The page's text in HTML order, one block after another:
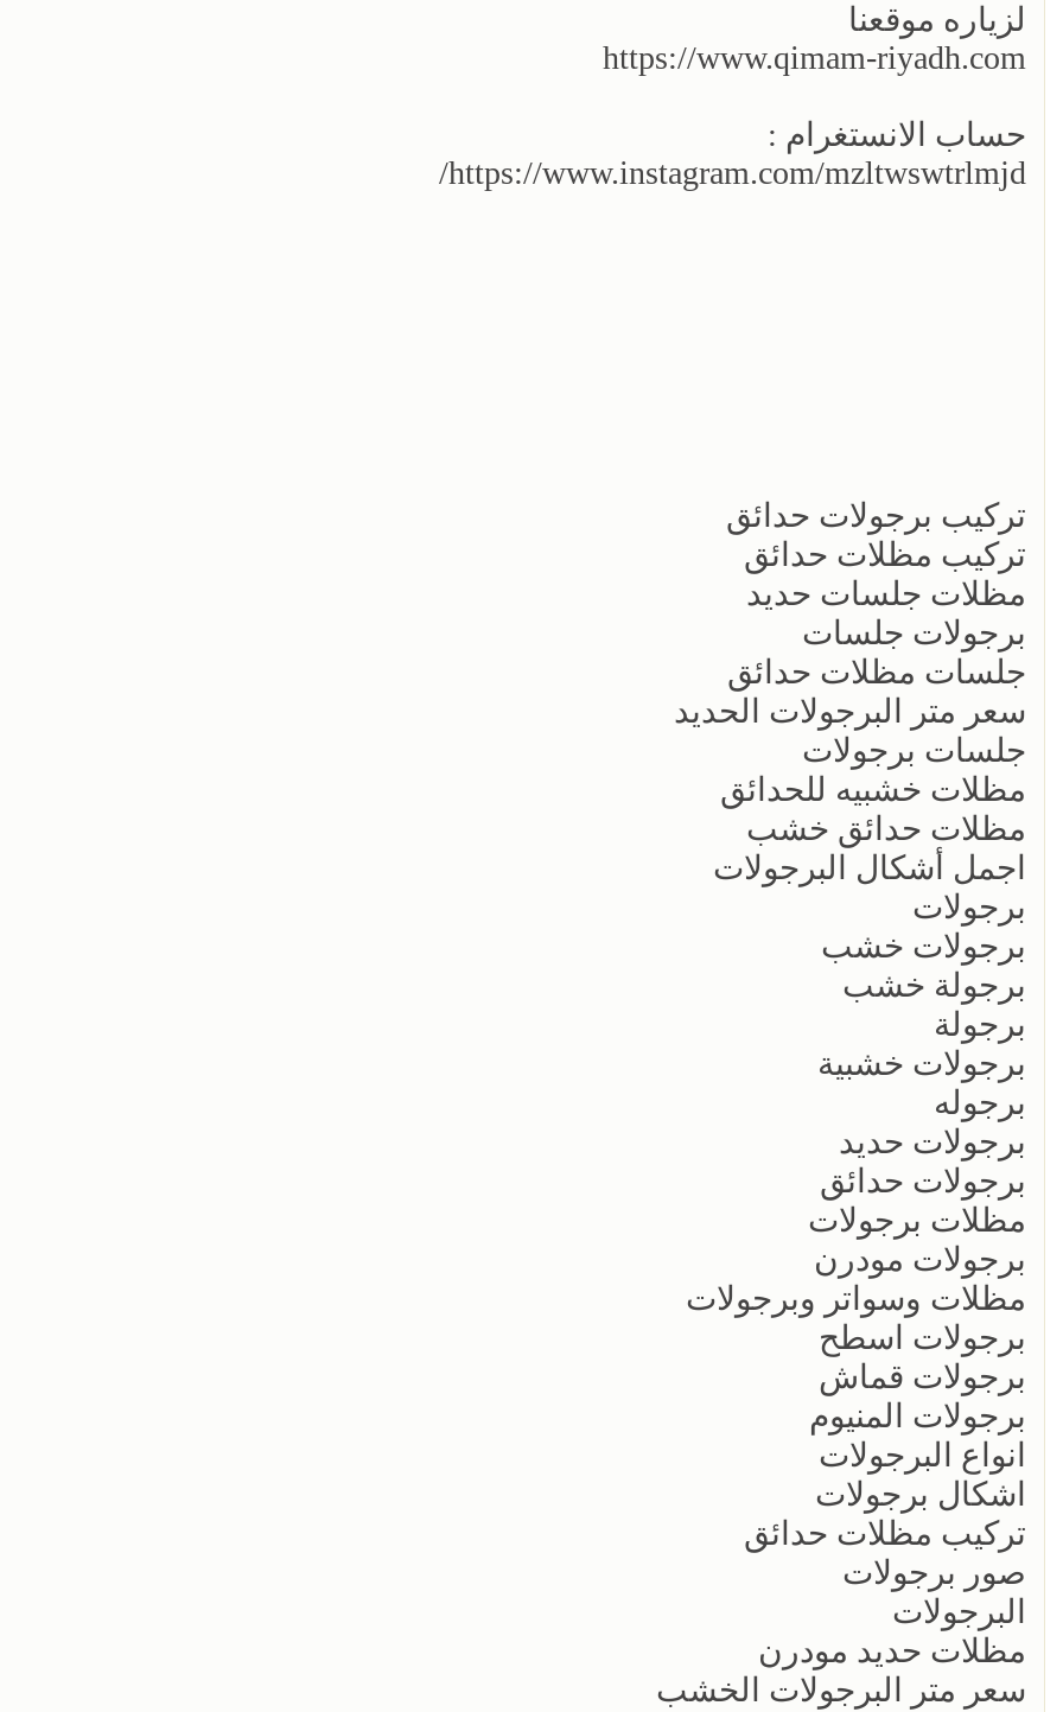
لزياره موقعنا
https://www.qimam-riyadh.com
حساب الانستغرام :
https://www.instagram.com/mzltwswtrlmjd/
تركيب برجولات حدائق
تركيب مظلات حدائق
مظلات جلسات حديد
برجولات جلسات
جلسات مظلات حدائق
سعر متر البرجولات الحديد
جلسات برجولات
مظلات خشبيه للحدائق
مظلات حدائق خشب
اجمل أشكال البرجولات
برجولات
برجولات خشب
برجولة خشب
برجولة
برجولات خشبية
برجوله
برجولات حديد
برجولات حدائق
مظلات برجولات
برجولات مودرن
مظلات وسواتر وبرجولات
برجولات اسطح
برجولات قماش
برجولات المنيوم
انواع البرجولات
اشكال برجولات
تركيب مظلات حدائق
صور برجولات
البرجولات
مظلات حديد مودرن
سعر متر البرجولات الخشب